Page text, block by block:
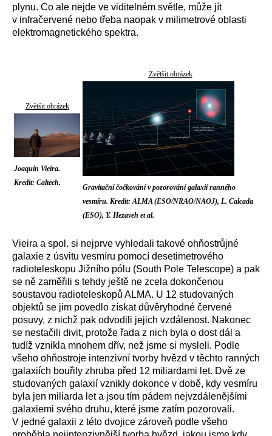
plynu. Co ale nejde ve viditelném světle, může jít
v infračervené nebo třeba naopak v milimetrové oblasti
elektromagnetického spektra.
Zvětšit obrázek
Joaquin Vieira.
Kredit: Caltech.
Zvětšit obrázek
Gravitační čočkování v pozorování galaxií ranného
vesmíru. Kredit: ALMA (ESO/NRAO/NAOJ), L. Calcada
(ESO), Y. Hezaveh et al.
Vieira a spol. si nejprve vyhledali takové ohňostrůjné
galaxie z úsvitu vesmíru pomocí desetimetrového
radioteleskopu Jižního pólu (South Pole Telescope) a pak
se ně zaměřili s tehdy ještě ne zcela dokončenou
soustavou radioteleskopů ALMA. U 12 studovaných
objektů se jim povedlo získat důvěryhodné červené
posuvy, z nichž pak odvodili jejich vzdálenost. Nakonec
se nestačili divit, protože řada z nich byla o dost dál a
tudíž vznikla mnohem dřív, než jsme si mysleli. Podle
všeho ohňostroje intenzivní tvorby hvězd v těchto ranných
galaxiích bouřily zhruba před 12 miliardami let. Dvě ze
studovaných galaxií vznikly dokonce v době, kdy vesmíru
byla jen miliarda let a jsou tím pádem nejvzdálenějšími
galaxiemi svého druhu, které jsme zatím pozorovali.
V jedné galaxii z této dvojice zároveň podle všeho